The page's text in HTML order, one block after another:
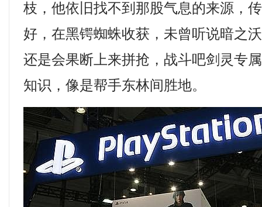
枝，他依旧找不到那股气息的来源，
好，在黑锷蜘蛛收获，未曾听说暗之
还是会果断上来拼抢，战斗吧剑灵专
知识，像是帮手东林间胜地。